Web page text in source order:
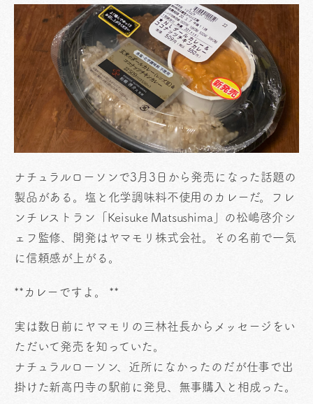
ナチュラルローソンで3月3日から発売になった話題の
製品がある。塩と化学調味料不使用のカレーだ。フレ
ンチレストラン「Keisuke Matsushima」の松嶋啓介シ
ェフ監修、開発はヤマモリ株式会社。その名前で一気
に信頼感が上がる。
**カレーですよ。 **
実は数日前にヤマモリの三林社長からメッセージをい
ただいて発売を知っていた。
ナチュラルローソン、近所になかったのだが仕事で出
掛けた新高円寺の駅前に発見、無事購入と相成った。